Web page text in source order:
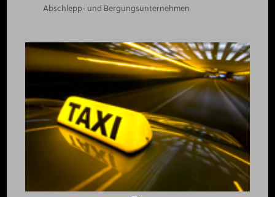
Abschlepp- und Bergungsunternehmen